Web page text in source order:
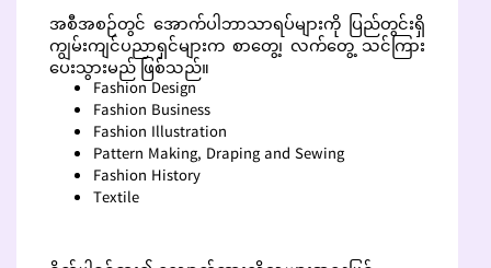
အစီအစဉ်တွင် အောက်ပါဘာသာရပ်များကို ပြည်တွင်းရှိ
ကျွမ်းကျင်ပညာရှင်များက စာတွေ့၊ လက်တွေ့ သင်ကြား
ပေးသွားမည် ဖြစ်သည်။
Fashion Design
Fashion Business
Fashion Illustration
Pattern Making, Draping and Sewing
Fashion History
Textile